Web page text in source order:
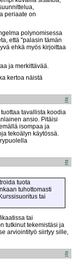
periaate on
polynomisessa
että "palasin tämän
ehkä myös kirjoittaa
ja merkittävää.
kertoa näistä
#
tavallista koodia
ansio. Pitäisi
isompaa ja
tekoälyn käytössä.
#
tuota
tuhottomasti
tai
tai
tutkinut tekemistäsi ja
arviointityö siirtyy sille,
#